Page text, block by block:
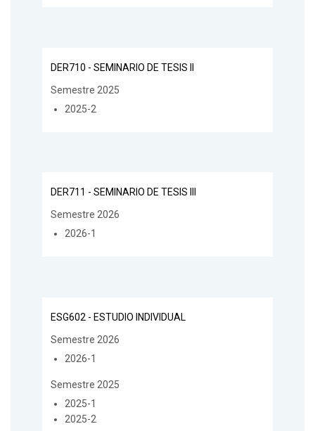
DER710 - SEMINARIO DE TESIS II
Semestre 2025
2025-2
DER711 - SEMINARIO DE TESIS III
Semestre 2026
2026-1
ESG602 - ESTUDIO INDIVIDUAL
Semestre 2026
2026-1
Semestre 2025
2025-1
2025-2